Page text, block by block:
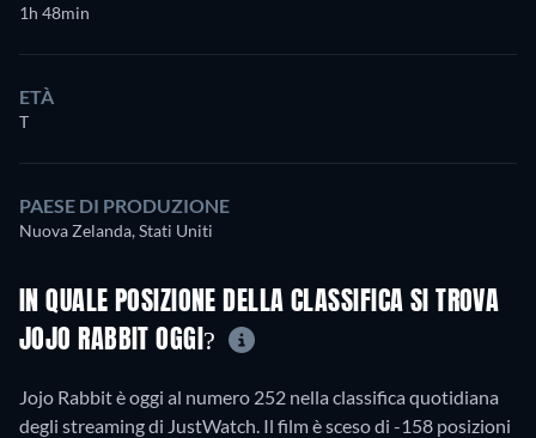
1h 48min
ETÀ
T
PAESE DI PRODUZIONE
Nuova Zelanda, Stati Uniti
IN QUALE POSIZIONE DELLA CLASSIFICA SI TROVA
JOJO RABBIT OGGI?
Jojo Rabbit è oggi al numero 252 nella classifica quotidiana
degli streaming di JustWatch. Il film è sceso di -158 posizioni